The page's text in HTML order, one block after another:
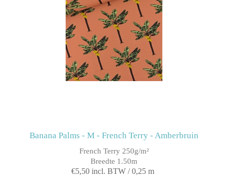
Banana Palms - M - French Terry - Amberbruin
French Terry 250g/m²
Breedte 1.50m
€5,50 incl. BTW / 0,25 m